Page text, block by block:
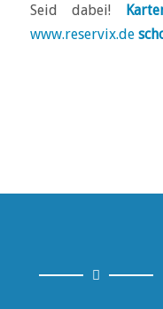
Seid dabei!
www.reservix.de